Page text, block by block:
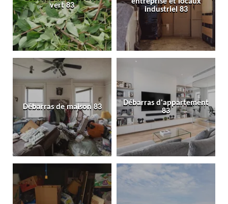
vert 83
industriel 83
Débarras de maison 83
Débarras d'appartement
83